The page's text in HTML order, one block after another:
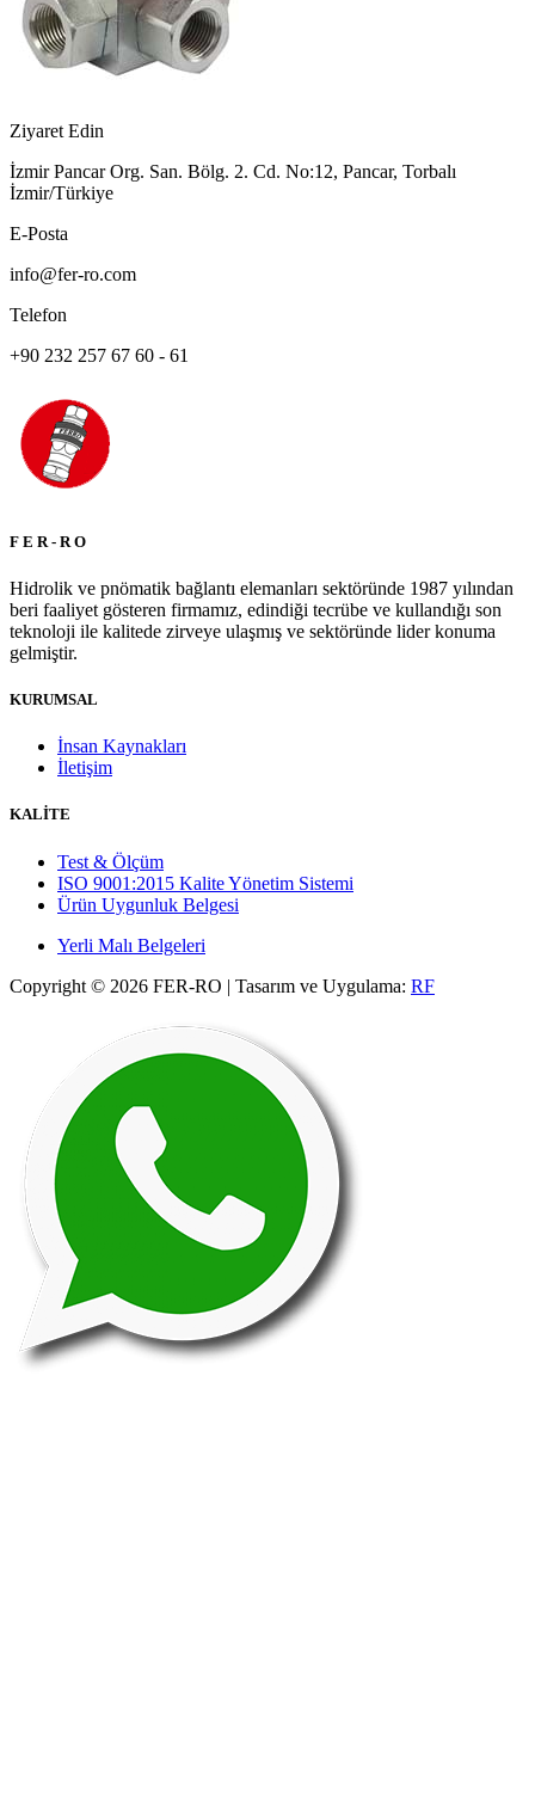
Ziyaret Edin
İzmir Pancar Org. San. Bölg. 2. Cd. No:12, Pancar, Torbalı
İzmir/Türkiye
E-Posta
info@fer-ro.com
Telefon
+90 232 257 67 60 - 61
F E R - R O
Hidrolik ve pnömatik bağlantı elemanları sektöründe 1987 yılından
beri faaliyet gösteren firmamız, edindiği tecrübe ve kullandığı son
teknoloji ile kalitede zirveye ulaşmış ve sektöründe lider konuma
gelmiştir.
KURUMSAL
İnsan Kaynakları
İletişim
KALİTE
Test & Ölçüm
ISO 9001:2015 Kalite Yönetim Sistemi
Ürün Uygunluk Belgesi
Yerli Malı Belgeleri
Copyright © 2026 FER-RO | Tasarım ve Uygulama: RF